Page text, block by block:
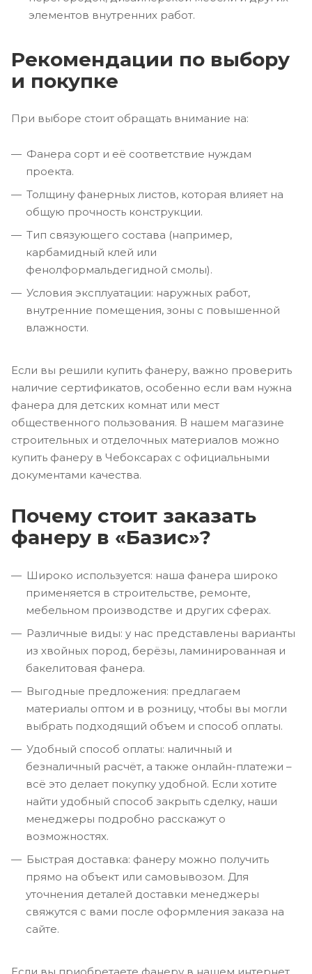
элементов внутренних работ.
Рекомендации по выбору
и покупке
При выборе стоит обращать внимание на:
Фанера сорт и её соответствие нуждам
проекта.
Толщину фанерных листов, которая влияет на
общую прочность конструкции.
Тип связующего состава (например,
карбамидный клей или
фенолформальдегидной смолы).
Условия эксплуатации: наружных работ,
внутренние помещения, зоны с повышенной
влажности.
Если вы решили купить фанеру, важно проверить
наличие сертификатов, особенно если вам нужна
фанера для детских комнат или мест
общественного пользования. В нашем магазине
строительных и отделочных материалов можно
купить фанеру в Чебоксарах с официальными
документами качества.
Почему стоит заказать
фанеру в «Базис»?
Широко используется: наша фанера широко
применяется в строительстве, ремонте,
мебельном производстве и других сферах.
Различные виды: у нас представлены варианты
из хвойных пород, берёзы, ламинированная и
бакелитовая фанера.
Выгодные предложения: предлагаем
материалы оптом и в розницу, чтобы вы могли
выбрать подходящий объем и способ оплаты.
Удобный способ оплаты: наличный и
безналичный расчёт, а также онлайн-платежи –
всё это делает покупку удобной. Если хотите
найти удобный способ закрыть сделку, наши
менеджеры подробно расскажут о
возможностях.
Быстрая доставка: фанеру можно получить
прямо на объект или самовывозом. Для
уточнения деталей доставки менеджеры
свяжутся с вами после оформления заказа на
сайте.